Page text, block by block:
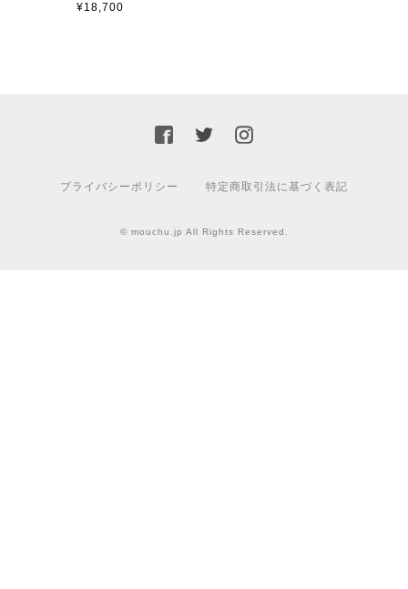
¥18,700
プライバシーポリシー 特定商取引法に基づく表記
© mouchu.jp All Rights Reserved.